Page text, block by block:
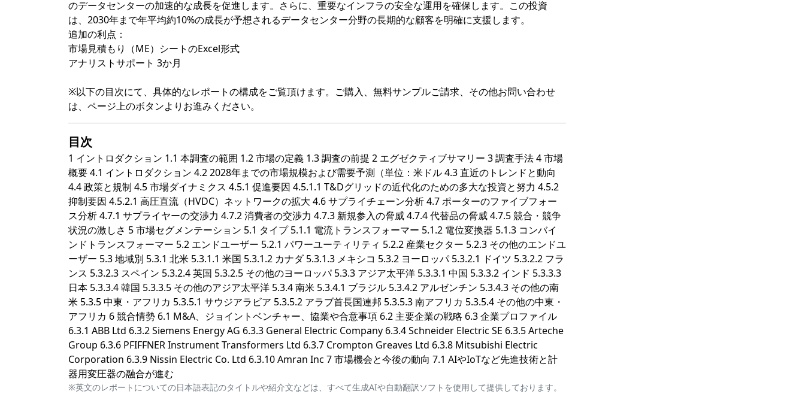
のデータセンターの加速的な成長を促進します。さらに、重要なインフラの安全な運用を確保します。この投資
は、2030年まで年平均約10%の成長が予想されるデータセンター分野の長期的な顧客を明確に支援します。
追加の利点：
市場見積もり（ME）シートのExcel形式
アナリストサポート 3か月
※以下の目次にて、具体的なレポートの構成をご覧頂けます。ご購入、無料サンプルご請求、その他お問い合わせ
は、ページ上のボタンよりお進みください。
目次
1 イントロダクション 1.1 本調査の範囲 1.2 市場の定義 1.3 調査の前提 2 エグゼクティブサマリー 3 調査手法 4 市場
概要 4.1 イントロダクション 4.2 2028年までの市場規模および需要予測（単位：米ドル 4.3 直近のトレンドと動向
4.4 政策と規制 4.5 市場ダイナミクス 4.5.1 促進要因 4.5.1.1 T&Dグリッドの近代化のための多大な投資と努力 4.5.2
抑制要因 4.5.2.1 高圧直流（HVDC）ネットワークの拡大 4.6 サプライチェーン分析 4.7 ポーターのファイブフォー
ス分析 4.7.1 サプライヤーの交渉力 4.7.2 消費者の交渉力 4.7.3 新規参入の脅威 4.7.4 代替品の脅威 4.7.5 競合・競争
状況の激しさ 5 市場セグメンテーション 5.1 タイプ 5.1.1 電流トランスフォーマー 5.1.2 電位変換器 5.1.3 コンバイ
ンドトランスフォーマー 5.2 エンドユーザー 5.2.1 パワーユーティリティ 5.2.2 産業セクター 5.2.3 その他のエンドユ
ーザー 5.3 地域別 5.3.1 北米 5.3.1.1 米国 5.3.1.2 カナダ 5.3.1.3 メキシコ 5.3.2 ヨーロッパ 5.3.2.1 ドイツ 5.3.2.2 フラ
ンス 5.3.2.3 スペイン 5.3.2.4 英国 5.3.2.5 その他のヨーロッパ 5.3.3 アジア太平洋 5.3.3.1 中国 5.3.3.2 インド 5.3.3.3
日本 5.3.3.4 韓国 5.3.3.5 その他のアジア太平洋 5.3.4 南米 5.3.4.1 ブラジル 5.3.4.2 アルゼンチン 5.3.4.3 その他の南
米 5.3.5 中東・アフリカ 5.3.5.1 サウジアラビア 5.3.5.2 アラブ首長国連邦 5.3.5.3 南アフリカ 5.3.5.4 その他の中東・
アフリカ 6 競合情勢 6.1 M&A、ジョイントベンチャー、協業や合意事項 6.2 主要企業の戦略 6.3 企業プロファイル
6.3.1 ABB Ltd 6.3.2 Siemens Energy AG 6.3.3 General Electric Company 6.3.4 Schneider Electric SE 6.3.5 Arteche
Group 6.3.6 PFIFFNER Instrument Transformers Ltd 6.3.7 Crompton Greaves Ltd 6.3.8 Mitsubishi Electric
Corporation 6.3.9 Nissin Electric Co. Ltd 6.3.10 Amran Inc 7 市場機会と今後の動向 7.1 AIやIoTなど先進技術と計
器用変圧器の融合が進む
※英文のレポートについての日本語表記のタイトルや紹介文などは、すべて生成AIや自動翻訳ソフトを使用して提供しております。